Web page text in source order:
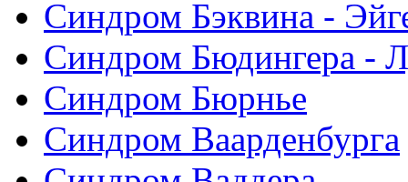
Синдром Бэквина -
Синдром Бюдингера -
Синдром Бюрнье
Синдром Ваарденбурга